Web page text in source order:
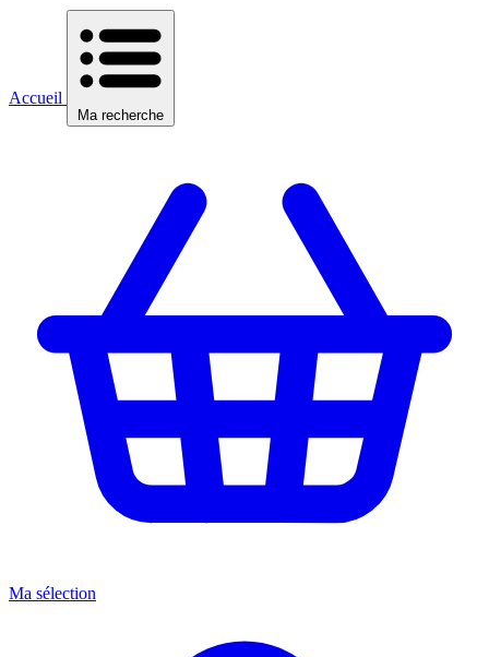
Accueil
Ma recherche
Ma sélection